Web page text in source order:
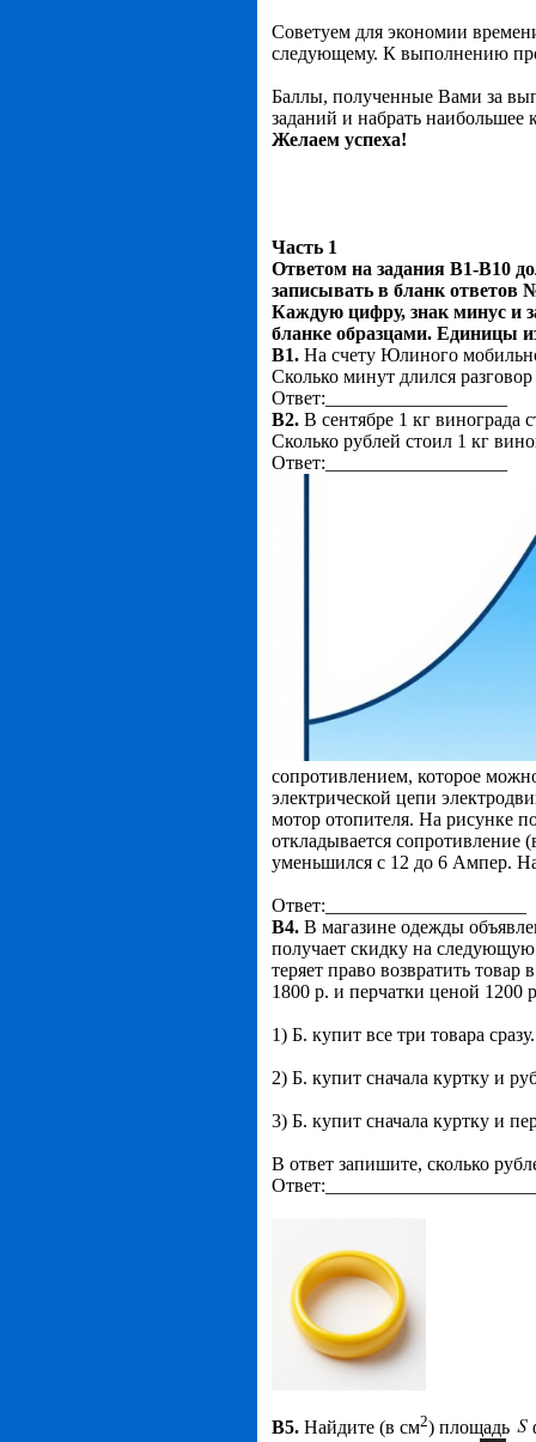
Советуем для экономии
следующему. К выполнению
Баллы, полученные Вами за
заданий и набрать наибольшее
Желаем успеха!
Часть 1
Ответом на задания В1-В10
записывать в бланк ответов
Каждую цифру, знак минус и
бланке образцами. Единицы
В1. На счету Юлиного
Сколько минут длился
Ответ:___________________
В2. В сентябре 1 кг винограда
Сколько рублей стоил 1 кг
Ответ:___________________
сопротивлением, которое
электрической цепи
мотор отопителя. На рисунке
откладывается сопротивление
уменьшился с 12 до 6 Ампер.
Ответ:_____________________
В4. В магазине одежды
получает скидку на
теряет право возвратить
1800 р. и перчатки ценой 1200
1) Б. купит все три товара сразу.
2) Б. купит сначала куртку и
3) Б. купит сначала куртку и
В ответ запишите, сколько
В5. Найдите (в см2) площадь